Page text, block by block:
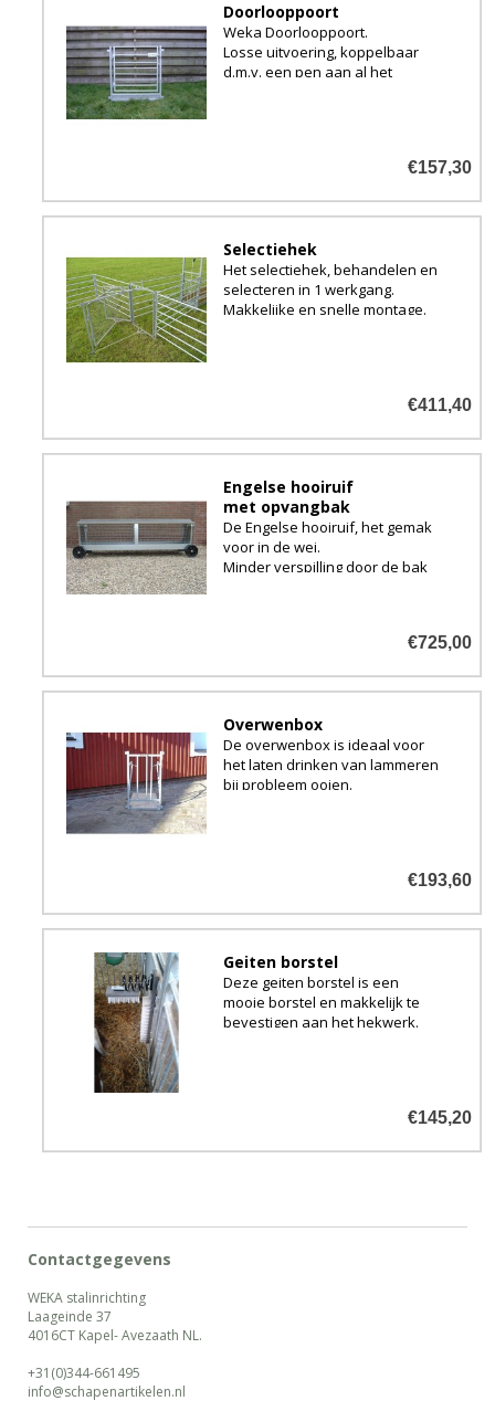
Doorlooppoort
Weka Doorlooppoort.
Losse uitvoering, koppelbaar
d.m.v. een pen aan al het
€157,30
Selectiehek
Het selectiehek, behandelen en
selecteren in 1 werkgang.
Makkelijke en snelle montage.
€411,40
Engelse hooiruif
met opvangbak
De Engelse hooiruif, het gemak
voor in de wei.
Minder verspilling door de bak
€725,00
Overwenbox
De overwenbox is ideaal voor
het laten drinken van lammeren
bij probleem ooien.
€193,60
Geiten borstel
Deze geiten borstel is een
mooie borstel en makkelijk te
bevestigen aan het hekwerk.
€145,20
Contactgegevens
WEKA stalinrichting
Laageinde 37
4016CT Kapel- Avezaath NL.
+31(0)344-661495
info@schapenartikelen.nl